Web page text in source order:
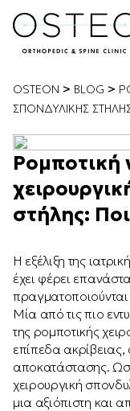
OSTEON > BLOG >
ΣΠΟΝΔΥΛΙΚΉΣ
Ρομποτική
στήλης:
Η εξέλιξη της
έχει φέρει
πραγματοποιούνται
Μία από τις πιο
της ρομποτικής
επίπεδα
αποκατάστασης.
χειρουργική
μια αξιόπιστη και